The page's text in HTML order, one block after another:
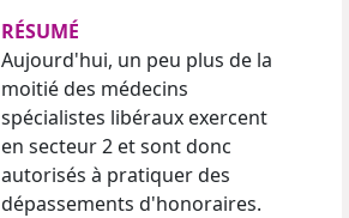
RÉSUMÉ
Aujourd'hui, un peu plus de la
moitié des médecins
spécialistes libéraux exercent
en secteur 2 et sont donc
autorisés à pratiquer des
dépassements d'honoraires.